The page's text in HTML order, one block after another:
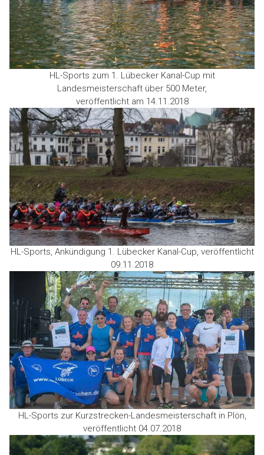
HL-Sports zum 1. Lübecker Kanal-Cup mit
Landesmeisterschaft über 500 Meter,
veröffentlicht am 14.11.2018
HL-Sports, Ankündigung 1. Lübecker Kanal-Cup, veröffentlicht
09.11.2018
HL-Sports zur Kurzstrecken-Landesmeisterschaft in Plön,
veröffentlicht 04.07.2018